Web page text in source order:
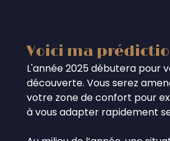
Voici ma
L'année 2025 débutera pour
découverte. Vous serez
votre zone de confort pour
à vous adapter rapidement